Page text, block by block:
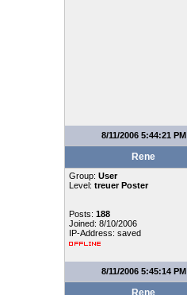
8/11/2006 5:44:21 PM
Rene
Group: User
Level: treuer Poster
Posts: 188
Joined: 8/10/2006
IP-Address: saved
8/11/2006 5:45:14 PM
Rene